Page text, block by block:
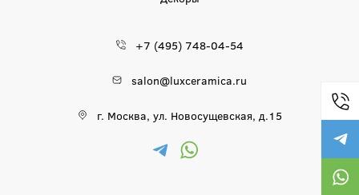
+7 (495) 748-04-54
salon@luxceramica.ru
г. Москва, ул. Новосущевская, д.15